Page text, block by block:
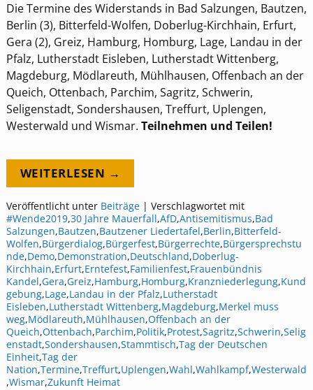
Die Termine des Widerstands in Bad Salzungen, Bautzen,
Berlin (3), Bitterfeld-Wolfen, Doberlug-Kirchhain, Erfurt,
Gera (2), Greiz, Hamburg, Homburg, Lage, Landau in der
Pfalz, Lutherstadt Eisleben, Lutherstadt Wittenberg,
Magdeburg, Mödlareuth, Mühlhausen, Offenbach an der
Queich, Ottenbach, Parchim, Sagritz, Schwerin,
Seligenstadt, Sondershausen, Treffurt, Uplengen,
Westerwald und Wismar. Teilnehmen und Teilen!
WEITERLESEN →
Veröffentlicht unter Beiträge| Verschlagwortet mit
#Wende2019,30 Jahre Mauerfall,AfD,Antisemitismus,Bad
Salzungen,Bautzen,Bautzener Liedertafel,Berlin,Bitterfeld-
Wolfen,Bürgerdialog,Bürgerfest,Bürgerrechte,Bürgersprechstu
nde,Demo,Demonstration,Deutschland,Doberlug-
Kirchhain,Erfurt,Erntefest,Familienfest,Frauenbündnis
Kandel,Gera,Greiz,Hamburg,Homburg,Kranzniederlegung,Kund
gebung,Lage,Landau in der Pfalz,Lutherstadt
Eisleben,Lutherstadt Wittenberg,Magdeburg,Merkel muss
weg,Mödlareuth,Mühlhausen,Offenbach an der
Queich,Ottenbach,Parchim,Politik,Protest,Sagritz,Schwerin,Selig
enstadt,Sondershausen,Stammtisch,Tag der Deutschen
Einheit,Tag der
Nation,Termine,Treffurt,Uplengen,Wahl,Wahlkampf,Westerwald
,Wismar,Zukunft Heimat